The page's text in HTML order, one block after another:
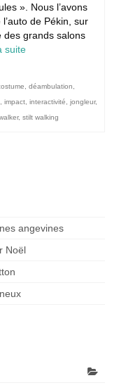
». Nous l’avons
de Pékin, sur
des grands salons
suite­­
déambulation
impact interactivité jongleur,
, stilt walking
angevines
Noël